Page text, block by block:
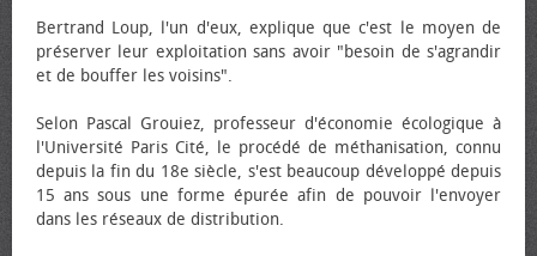
Bertrand Loup, l'un d'eux, explique que c'est le moyen de
préserver leur exploitation sans avoir "besoin de s'agrandir
et de bouffer les voisins".
Selon Pascal Grouiez, professeur d'économie écologique à
l'Université Paris Cité, le procédé de méthanisation, connu
depuis la fin du 18e siècle, s'est beaucoup développé depuis
15 ans sous une forme épurée afin de pouvoir l'envoyer
dans les réseaux de distribution.